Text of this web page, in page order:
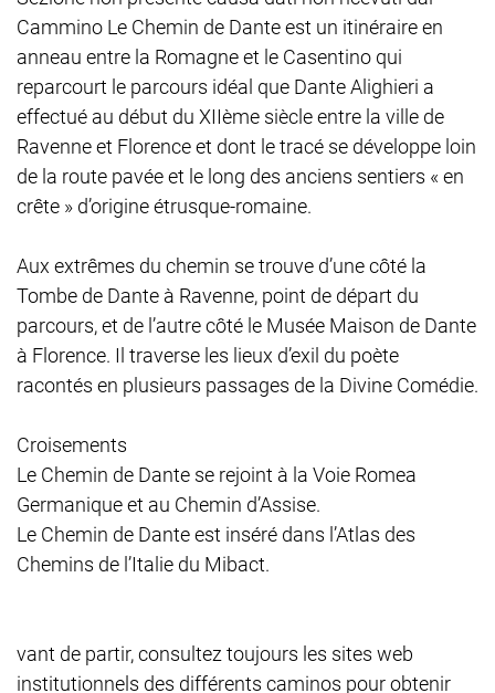
Cammino Le Chemin de Dante est un itinéraire en
anneau entre la Romagne et le Casentino qui
reparcourt le parcours idéal que Dante Alighieri a
effectué au début du XIIème siècle entre la ville de
Ravenne et Florence et dont le tracé se développe loin
de la route pavée et le long des anciens sentiers « en
crête » d’origine étrusque-romaine.
Aux extrêmes du chemin se trouve d’une côté la
Tombe de Dante à Ravenne, point de départ du
parcours, et de l’autre côté le Musée Maison de Dante
à Florence. Il traverse les lieux d’exil du poète
racontés en plusieurs passages de la Divine Comédie.
Croisements
Le Chemin de Dante se rejoint à la Voie Romea
Germanique et au Chemin d’Assise.
Le Chemin de Dante est inséré dans l’Atlas des
Chemins de l’Italie du Mibact.
vant de partir, consultez toujours les sites web
institutionnels des différents caminos pour obtenir